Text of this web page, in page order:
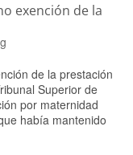
exención de la
de la prestación
Superior de
por maternidad
había mantenido